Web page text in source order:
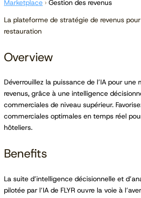
Marketplace › Gestion des revenus
La plateforme de stratégie de revenus
restauration
Overview
Déverrouillez la puissance de l’IA pour
revenus, grâce à une intelligence
commerciales de niveau supérieur.
commerciales optimales en temps réel
hôteliers.
Benefits
La suite d’intelligence décisionnelle et
pilotée par l’IA de FLYR ouvre la voie à